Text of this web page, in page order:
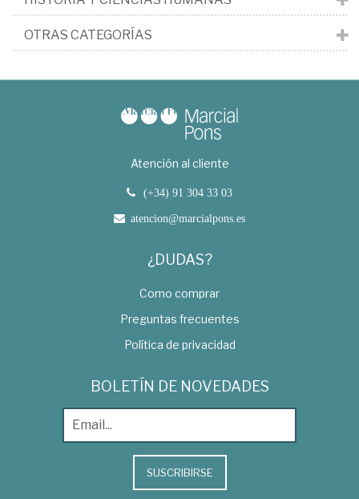
OTRAS CATEGORÍAS
Atención al cliente
(+34) 91 304 33 03
atencion@marcialpons.es
¿DUDAS?
Como comprar
Preguntas frecuentes
Política de privacidad
BOLETÍN DE NOVEDADES
SUSCRIBIRSE